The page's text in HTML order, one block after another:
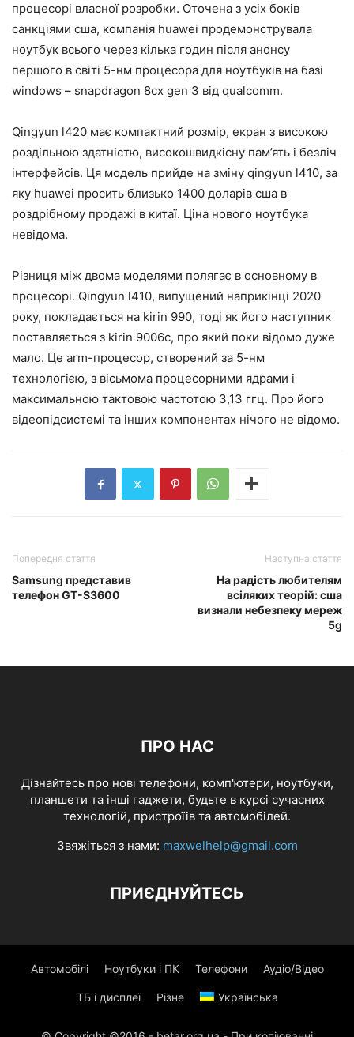
процесорі власної розробки. Оточена з усіх боків
санкціями сша, компанія huawei продемонструвала
ноутбук всього через кілька годин після анонсу
першого в світі 5-нм процесора для ноутбуків на базі
windows – snapdragon 8cx gen 3 від qualcomm.
Qingyun l420 має компактний розмір, екран з високою
роздільною здатністю, високошвидкісну пам’ять і безліч
інтерфейсів. Ця модель прийде на зміну qingyun l410, за
яку huawei просить близько 1400 доларів сша в
роздрібному продажі в китаї. Ціна нового ноутбука
невідома.
Різниця між двома моделями полягає в основному в
процесорі. Qingyun l410, випущений наприкінці 2020
року, покладається на kirin 990, тоді як його наступник
поставляється з kirin 9006c, про який поки відомо дуже
мало. Це arm-процесор, створений за 5-нм
технологією, з вісьмома процесорними ядрами і
максимальною тактовою частотою 3,13 ггц. Про його
відеопідсистемі та інших компонентах нічого не відомо.
Попередня стаття
Samsung представив
телефон GT-S3600
Наступна стаття
На радість любителям
всіляких теорій: сша
визнали небезпеку мереж
5g
ПРО НАС
Дізнайтесь про нові телефони, комп'ютери, ноутбуки,
планшети та інші гаджети, будьте в курсі сучасних
технологій, пристроїів та автомобілей.
Звяжіться з нами: maxwelhelp@gmail.com
ПРИЄДНУЙТЕСЬ
Автомобілі Ноутбуки і ПК Телефони Аудіо/Відео
ТБ і дисплеї Різне Українська